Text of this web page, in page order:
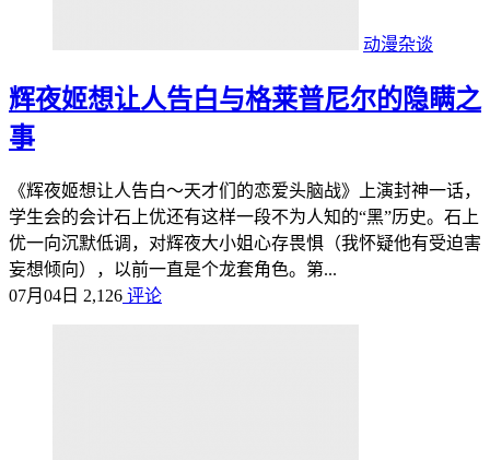
动漫杂谈
辉夜姬想让人告白与格莱普尼尔的隐瞒之
事
《辉夜姬想让人告白～天才们的恋爱头脑战》上演封神一话，
学生会的会计石上优还有这样一段不为人知的“黑”历史。石上
优一向沉默低调，对辉夜大小姐心存畏惧（我怀疑他有受迫害
妄想倾向），以前一直是个龙套角色。第...
07月04日 2,126 评论